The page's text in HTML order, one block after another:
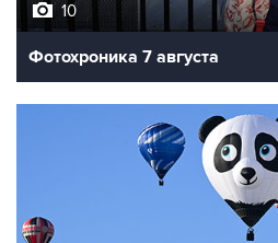
10
Фотохроника 7 августа